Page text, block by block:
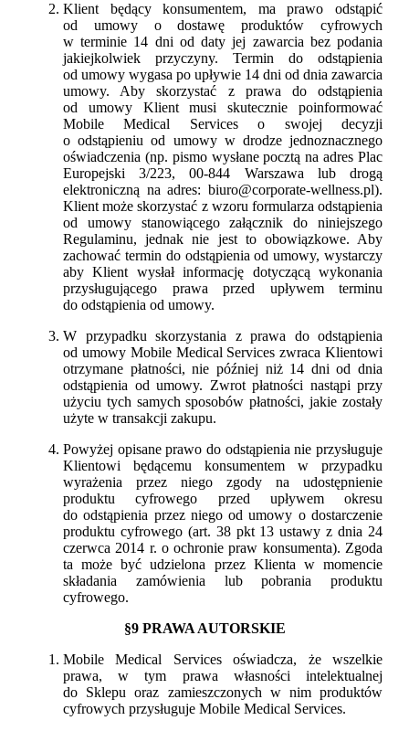
Klient będący konsumentem, ma prawo odstąpić
od umowy o dostawę produktów cyfrowych
w terminie 14 dni od daty jej zawarcia bez podania
jakiejkolwiek przyczyny. Termin do odstąpienia
od umowy wygasa po upływie 14 dni od dnia zawarcia
umowy. Aby skorzystać z prawa do odstąpienia
od umowy Klient musi skutecznie poinformować
Mobile Medical Services o swojej decyzji
o odstąpieniu od umowy w drodze jednoznacznego
oświadczenia (np. pismo wysłane pocztą na adres Plac
Europejski 3/223, 00-844 Warszawa lub drogą
elektroniczną na adres: biuro@corporate-wellness.pl).
Klient może skorzystać z wzoru formularza odstąpienia
od umowy stanowiącego załącznik do niniejszego
Regulaminu, jednak nie jest to obowiązkowe. Aby
zachować termin do odstąpienia od umowy, wystarczy
aby Klient wysłał informację dotyczącą wykonania
przysługującego prawa przed upływem terminu
do odstąpienia od umowy.
W przypadku skorzystania z prawa do odstąpienia
od umowy Mobile Medical Services zwraca Klientowi
otrzymane płatności, nie później niż 14 dni od dnia
odstąpienia od umowy. Zwrot płatności nastąpi przy
użyciu tych samych sposobów płatności, jakie zostały
użyte w transakcji zakupu.
Powyżej opisane prawo do odstąpienia nie przysługuje
Klientowi będącemu konsumentem w przypadku
wyrażenia przez niego zgody na udostępnienie
produktu cyfrowego przed upływem okresu
do odstąpienia przez niego od umowy o dostarczenie
produktu cyfrowego (art. 38 pkt 13 ustawy z dnia 24
czerwca 2014 r. o ochronie praw konsumenta). Zgoda
ta może być udzielona przez Klienta w momencie
składania zamówienia lub pobrania produktu
cyfrowego.
§9 PRAWA AUTORSKIE
Mobile Medical Services oświadcza, że wszelkie
prawa, w tym prawa własności intelektualnej
do Sklepu oraz zamieszczonych w nim produktów
cyfrowych przysługuje Mobile Medical Services.